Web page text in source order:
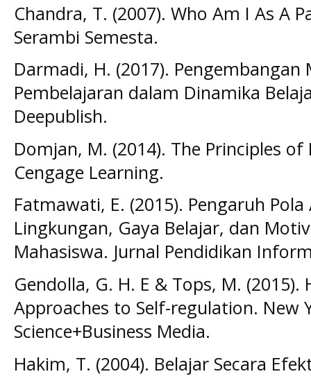
Chandra, T. (2007). Who Am I As A
Serambi Semesta.
Darmadi, H. (2017).
Pembelajaran dalam Dinamika
Deepublish.
Domjan, M. (2014). The Principles
Cengage Learning.
Fatmawati, E. (2015). Pengaruh
Lingkungan, Gaya Belajar, dan
Mahasiswa. Jurnal Pendidikan
Gendolla, G. H. E & Tops, M.
Approaches to Self-regulation. New
Science+Business Media.
Hakim, T. (2004). Belajar Secara